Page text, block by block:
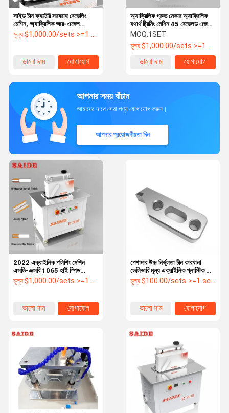
সাইড চীন ফ্যাক্টরি সরবরাহ বেভেলিং
মেশিন, অ্যাক্রিলিক আর-এঙ্গেল
চ্যামফারিং মেশিন কাটতে পারে
PMMA/PS/MS/PC এর জন্য
মূল্য:$1,000.00/sets >=1 sets
ভালো দাম যোগাযোগ
অ্যাক্রিলিক গ্রুভ মেকার অ্যাক্রিলিক
যথার্থ ট্রিমিং মেশিন 45 বেভেলড এজ
অটোমেটিক চ্যামফারিং মেশিন
MOQ:1SET
মূল্য:$1,000.00/sets >=1 sets
ভালো দাম
যোগাযোগ
আপনার সময় বাঁচান
আমাদের সাথে সেরা পণ্য যোগাযোগ করুন।
আপনার প্রয়োজনীয়তা দিন
পেশাদার উচ্চ নির্ভুলতা চীন কারখানা
ডেলিভারি মূল্য এক্রাইলিক প্লাস্টিক কাটা
জন্য সরঞ্জাম
মূল্য:$100.00/sets >=1 sets
ভালো দাম যোগাযোগ
2022 এক্রাইলিক পলিশিং মেশিন
এসডি-এক্সবি 1065 হাই স্পিড
বেভেলিং যথার্থ ট্রিমিং মেশিন এজ ব্যান্ডিং
মেশিন জন্য এক্রাইলিক প্লাস্টিক
মূল্য:$1,000.00/sets >=1 sets
ভালো দাম যোগাযোগ